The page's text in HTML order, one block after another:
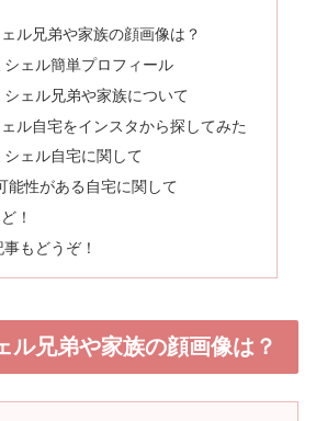
ル兄弟や家族の顔画像は？
シェル簡単プロフィール
シェル兄弟や家族について
ル自宅をインスタから探してみた
シェル自宅に関して
能性がある自宅に関して
！
もどうぞ！
ル兄弟や家族の顔画像は？